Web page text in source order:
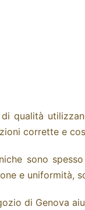
qualità
corrette e
sono
e uniformità,
di Genova